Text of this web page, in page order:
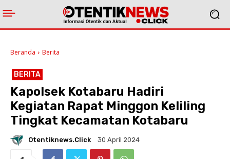
Beranda Berita
BERITA
Kapolsek Kotabaru Hadiri
Kegiatan Rapat Minggon Keliling
Tingkat Kecamatan Kotabaru
Otentiknews.click 30 April 2024